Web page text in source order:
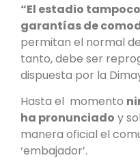
“El estadio
garantías de
permitan el normal
tanto, debe ser
dispuesta por la
Hasta el momento
ha pronunciado y
manera oficial el
‘embajador’.